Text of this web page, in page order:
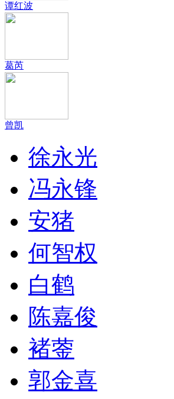
谭红波
葛芮
曾凯
徐永光
冯永锋
安猪
何智权
白鹤
陈嘉俊
褚蓥
郭金喜